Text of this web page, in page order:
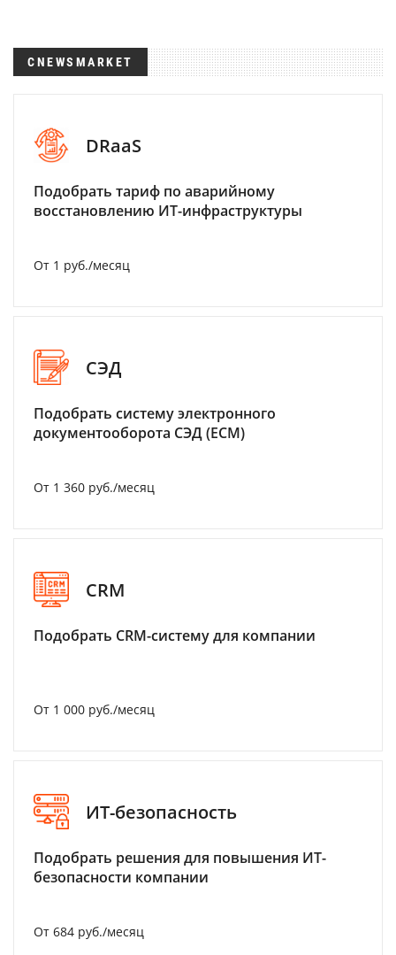
CNEWSMARKET
DRaaS
Подобрать тариф по аварийному
восстановлению ИТ-инфраструктуры
От 1 руб./месяц
СЭД
Подобрать систему электронного
документооборота СЭД (ECM)
От 1 360 руб./месяц
CRM
Подобрать CRM-систему для компании
От 1 000 руб./месяц
ИТ-безопасность
Подобрать решения для повышения ИТ-
безопасности компании
От 684 руб./месяц